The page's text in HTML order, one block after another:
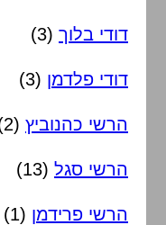
דודי בלוך (3)
דודי פלדמן (3)
הרשי כהנוביץ (2)
הרשי סגל (13)
הרשי פרידמן (1)